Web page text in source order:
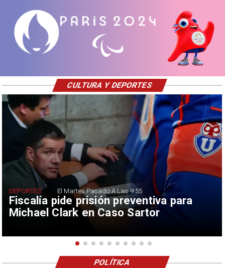
Fiscalía pide prisión preventiva para
Michael Clark en Caso Sartor
DEPORTES El Martes Pasado A Las 9:55
CULTURA Y DEPORTES
POLÍTICA